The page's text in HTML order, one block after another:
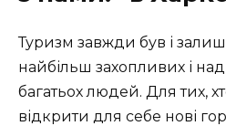
Туризм завжди був і
найбільш захопливих і
багатьох людей. Для тих,
відкрити для себе нові